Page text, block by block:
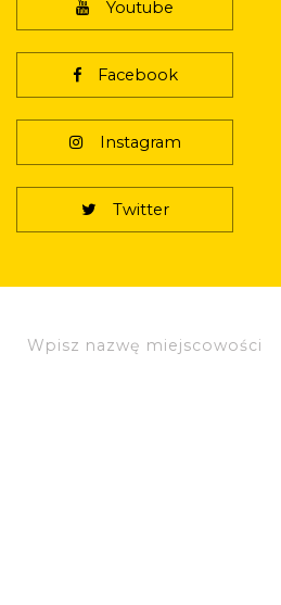
Youtube
Facebook
Instagram
Twitter